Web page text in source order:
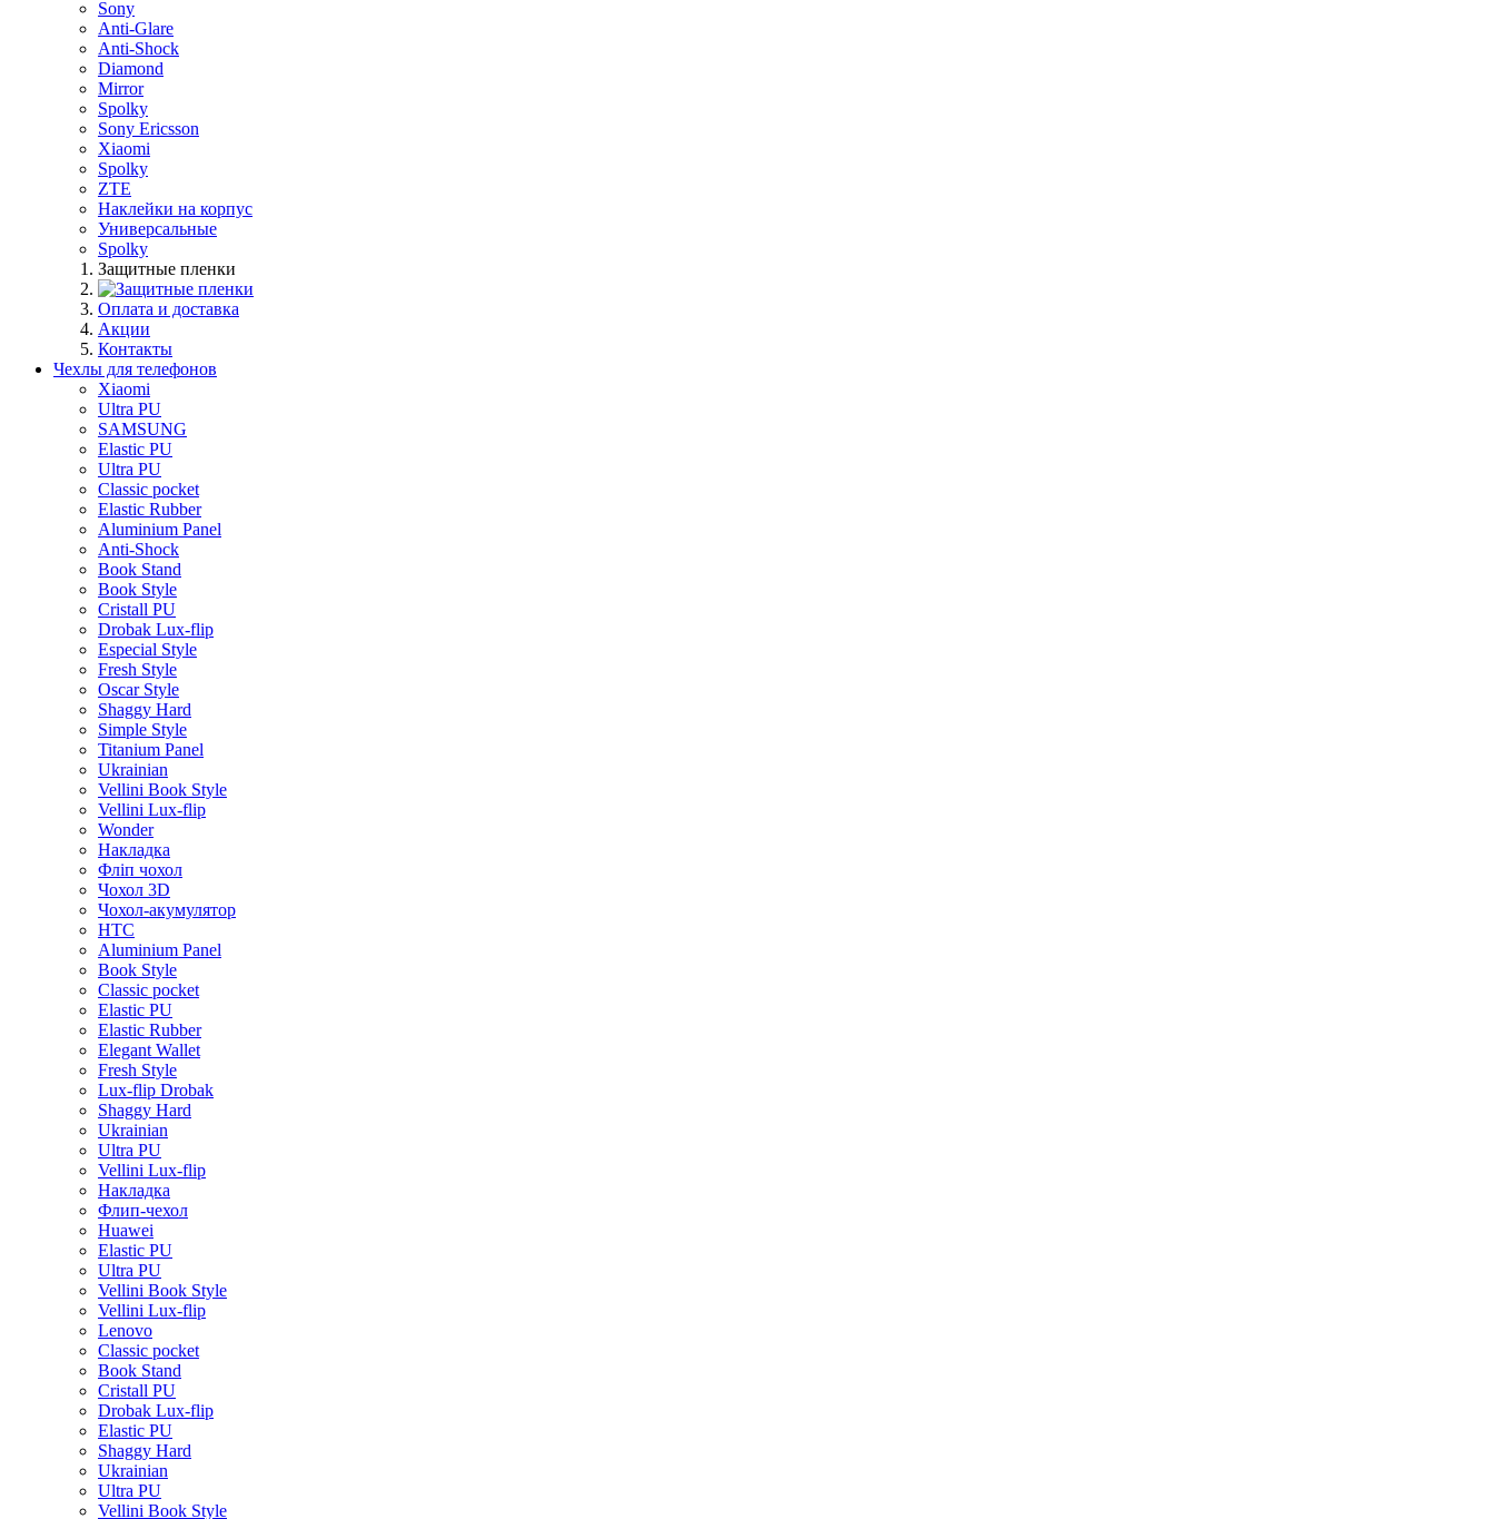
Sony
Anti-Glare
Anti-Shock
Diamond
Mirror
Spolky
Sony Ericsson
Xiaomi
Spolky
ZTE
Наклейки на корпус
Универсальные
Spolky
Защитные пленки
Оплата и доставка
Акции
Контакты
Чехлы для телефонов
Xiaomi
Ultra PU
SAMSUNG
Elastic PU
Ultra PU
Classic pocket
Elastic Rubber
Aluminium Panel
Anti-Shock
Book Stand
Book Style
Cristall PU
Drobak Lux-flip
Especial Style
Fresh Style
Oscar Style
Shaggy Hard
Simple Style
Titanium Panel
Ukrainian
Vellini Book Style
Vellini Lux-flip
Wonder
Накладка
Фліп чохол
Чохол 3D
Чохол-акумулятор
HTC
Aluminium Panel
Book Style
Classic pocket
Elastic PU
Elastic Rubber
Elegant Wallet
Fresh Style
Lux-flip Drobak
Shaggy Hard
Ukrainian
Ultra PU
Vellini Lux-flip
Накладка
Флип-чехол
Huawei
Elastic PU
Ultra PU
Vellini Book Style
Vellini Lux-flip
Lenovo
Classic pocket
Book Stand
Cristall PU
Drobak Lux-flip
Elastic PU
Shaggy Hard
Ukrainian
Ultra PU
Vellini Book Style